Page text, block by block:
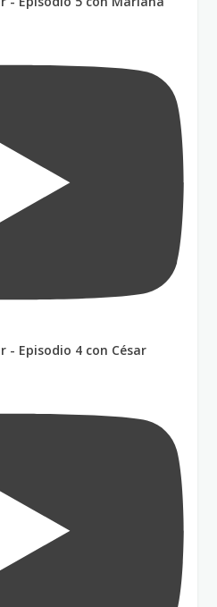
- Episodio 4 con César